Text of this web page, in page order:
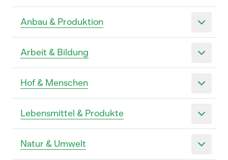
Anbau & Produktion
Arbeit & Bildung
Hof & Menschen
Lebensmittel & Produkte
Natur & Umwelt